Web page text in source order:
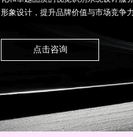
形象设计 ，提升品牌价值与市场竞争力
点击咨询